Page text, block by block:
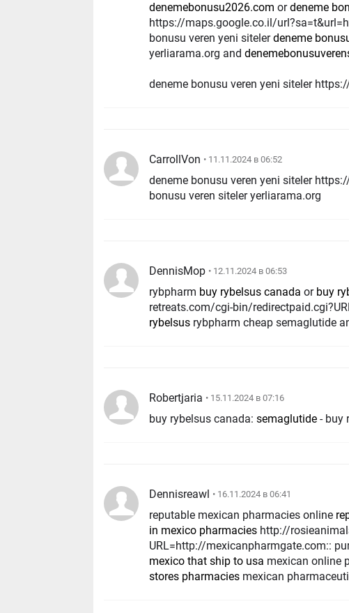
denemebonusu2026.com ordeneme
https://maps.google.co.il/
bonusu veren yeni sitelerdeneme
yerliarama.org and
deneme bonusu veren yeni siteler
CarrollVon • 11.11.2024 в 06:52
deneme bonusu veren yeni siteler
bonusu veren siteler yerliarama.org
DennisMop • 12.11.2024 в 06:53
rybpharm buy rybelsus canada or buy
retreats.com/cgi-bin/
rybelsus rybpharm cheap semaglutide
Robertjaria • 15.11.2024 в 07:16
buy rybelsus canada:semaglutide - buy
Dennisreawl • 16.11.2024 в 06:41
reputable mexican pharmacies online
in mexico pharmacies
URL=http://mexicanpharmgate.com::
mexico that ship to usa mexican online
stores pharmacies mexican